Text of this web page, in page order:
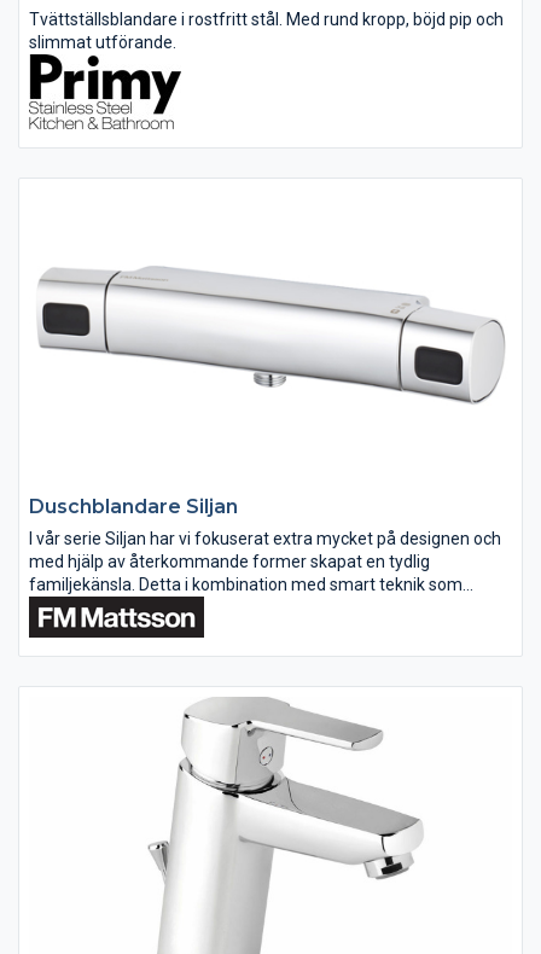
Tvättställsblandare i rostfritt stål. Med rund kropp, böjd pip och
slimmat utförande.
Duschblandare Siljan
I vår serie Siljan har vi fokuserat extra mycket på designen och
med hjälp av återkommande former skapat en tydlig
familjekänsla. Detta i kombination med smart teknik som
resulterar i mycket energi- och vattenbesparande blandare ger
ett säkert och...